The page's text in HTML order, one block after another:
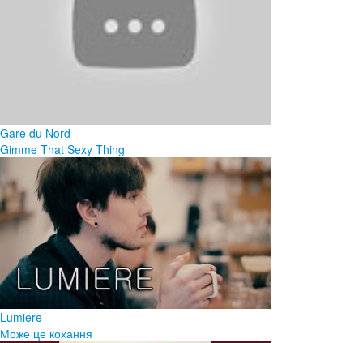
Gare du Nord
Gimme That Sexy Thing
Lumiere
Може це кохання